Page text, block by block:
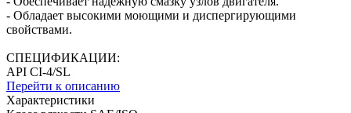
- Обладает высокими моющими и диспергирующими
свойствами.
СПЕЦИФИКАЦИИ:
API CI-4/SL
Перейти к описанию
Характеристики